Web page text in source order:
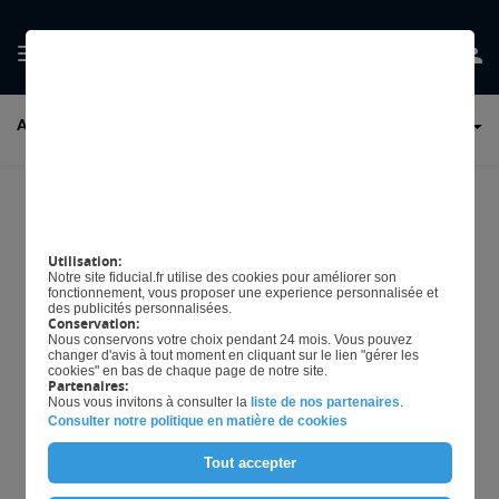
AUDIT D'ENTREPRISE
vous... cela n’arrive pas
qu’aux autres !
Télécharger L'article
Mis à jour le31/07/2019
Utilisation:
Notre site fiducial.fr utilise des cookies pour améliorer son
fonctionnement, vous proposer une experience personnalisée et
des publicités personnalisées.
Conservation:
Nous conservons votre choix pendant 24 mois. Vous pouvez
changer d'avis à tout moment en cliquant sur le lien "gérer les
cookies" en bas de chaque page de notre site.
Partenaires:
Nous vous invitons à consulter la liste de nos partenaires.
Consulter notre politique en matière de cookies
Tout accepter